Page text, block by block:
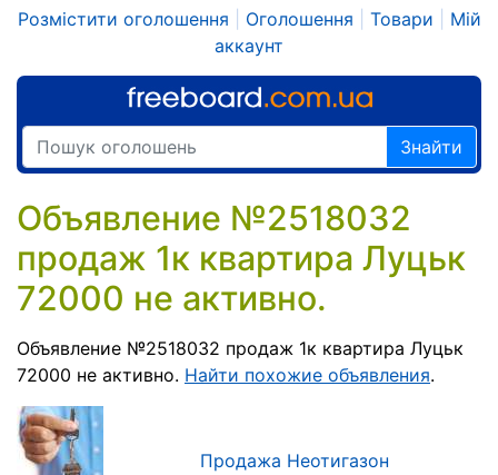
Розмістити оголошення Оголошення Товари
Мій
аккаунт
Знайти
Объявление №2518032
продаж 1к квартира Луцьк
72000 не активно.
Объявление №2518032 продаж 1к квартира Луцьк
72000 не активно. Найти похожие объявления.
Продажа Неотигазон